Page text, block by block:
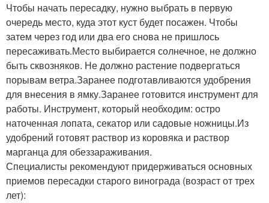
Чтобы начать пересадку, нужно выбрать в первую
очередь место, куда этот куст будет посажен. Чтобы
затем через год или два его снова не пришлось
пересаживать.Место выбирается солнечное, не должно
быть сквозняков. Не должно растение подвергаться
порывам ветра.Заранее подготавливаются удобрения
для внесения в ямку.Заранее готовится инструмент для
работы. Инструмент, который необходим: остро
наточенная лопата, секатор или садовые ножницы.Из
удобрений готовят раствор из коровяка и раствор
марганца для обеззараживания.
Специалисты рекомендуют придерживаться основных
приемов пересадки старого винограда (возраст от трех
лет):